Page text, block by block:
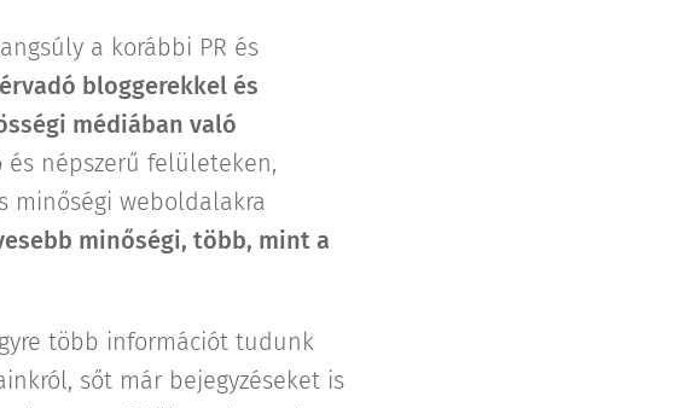
a korábbi PR és
bloggerekkel és
médiában való
és népszerű felületeken,
minőségi weboldalakra
minőségi, több, mint a
több információt tudunk
sőt már bejegyzéseket is